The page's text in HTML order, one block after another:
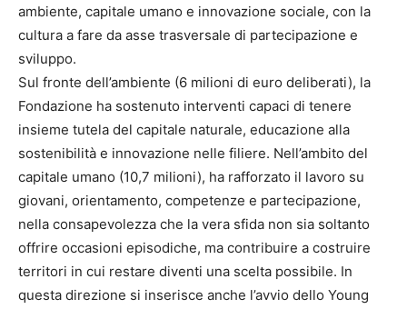
ambiente, capitale umano e innovazione sociale, con la
cultura a fare da asse trasversale di partecipazione e
sviluppo.
Sul fronte dell’ambiente (6 milioni di euro deliberati), la
Fondazione ha sostenuto interventi capaci di tenere
insieme tutela del capitale naturale, educazione alla
sostenibilità e innovazione nelle filiere. Nell’ambito del
capitale umano (10,7 milioni), ha rafforzato il lavoro su
giovani, orientamento, competenze e partecipazione,
nella consapevolezza che la vera sfida non sia soltanto
offrire occasioni episodiche, ma contribuire a costruire
territori in cui restare diventi una scelta possibile. In
questa direzione si inserisce anche l’avvio dello Young